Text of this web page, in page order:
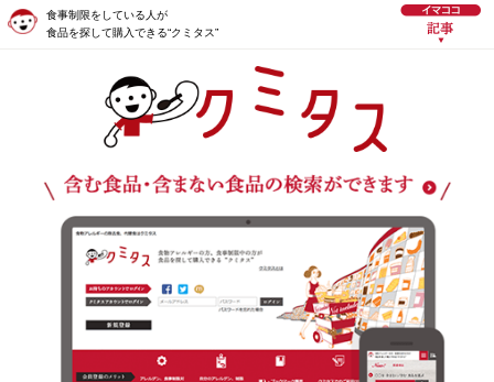
食事制限をしている人が
食品を探して購入できる“クミタス”